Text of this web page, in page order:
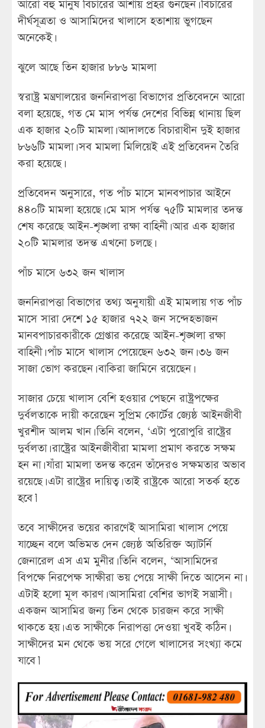
আরো বহু মানুষ বিচারের আশায় প্রহর গুনছেন। বিচারের
দীর্ঘসূত্রতা ও আসামিদের খালাসে হতাশায় ভুগছেন
অনেকেই।
ঝুলে আছে তিন হাজার ৮৮৬ মামলা
স্বরাষ্ট্র মন্ত্রণালয়ের জননিরাপত্তা বিভাগের প্রতিবেদনে আরো
বলা হয়েছে, গত মে মাস পর্যন্ত দেশের বিভিন্ন থানায় ছিল
এক হাজার ২০টি মামলা। আদালতে বিচারাধীন দুই হাজার
৮৬৬টি মামলা। সব মামলা মিলিয়েই এই প্রতিবেদন তৈরি
করা হয়েছে।
প্রতিবেদন অনুসারে, গত পাঁচ মাসে মানবপাচার আইনে
৪৪০টি মামলা হয়েছে। মে মাস পর্যন্ত ৭৫টি মামলার তদন্ত
শেষ করেছে আইন-শৃঙ্খলা রক্ষা বাহিনী। আর এক হাজার
২০টি মামলার তদন্ত এখনো চলছে।
পাঁচ মাসে ৬৩২ জন খালাস
জননিরাপত্তা বিভাগের তথ্য অনুযায়ী এই মামলায় গত পাঁচ
মাসে সারা দেশে ১৫ হাজার ৭২২ জন সন্দেহভাজন
মানবপাচারকারীকে গ্রেপ্তার করেছে আইন-শৃঙ্খলা রক্ষা
বাহিনী। পাঁচ মাসে খালাস পেয়েছেন ৬৩২ জন। ৩৬ জন
সাজা ভোগ করছেন। বাকিরা জামিনে রয়েছেন।
সাজার চেয়ে খালাস বেশি হওয়ার পেছনে রাষ্ট্রপক্ষের
দুর্বলতাকে দায়ী করেছেন সুপ্রিম কোর্টের জ্যেষ্ঠ আইনজীবী
খুরশীদ আলম খান। তিনি বলেন, ‘এটা পুরোপুরি রাষ্ট্রের
দুর্বলতা। রাষ্ট্রের আইনজীবীরা মামলা প্রমাণ করতে সক্ষম
হন না। যাঁরা মামলা তদন্ত করেন তাঁদেরও সক্ষমতার অভাব
রয়েছে। এটা রাষ্ট্রের দায়িত্ব। তাই রাষ্ট্রকে আরো সতর্ক হতে
হবে।’
তবে সাক্ষীদের ভয়ের কারণেই আসামিরা খালাস পেয়ে
যাচ্ছেন বলে অভিমত দেন জ্যেষ্ঠ অতিরিক্ত অ্যাটর্নি
জেনারেল এস এম মুনীর। তিনি বলেন, ‘আসামিদের
বিপক্ষে নিরপেক্ষ সাক্ষীরা ভয় পেয়ে সাক্ষী দিতে আসেন না।
এটাই হলো মূল কারণ। আসামিরা বেশির ভাগই সন্ত্রাসী।
একজন আসামির জন্য তিন থেকে চারজন করে সাক্ষী
থাকতে হয়। এত সাক্ষীকে নিরাপত্তা দেওয়া খুবই কঠিন।
সাক্ষীদের মন থেকে ভয় সরে গেলে খালাসের সংখ্যা কমে
যাবে।’